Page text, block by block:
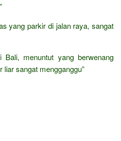
yang parkir di jalan raya, sangat
Bali, menuntut yang berwenang
sangat mengganggu”